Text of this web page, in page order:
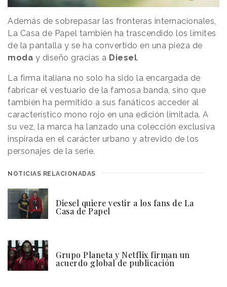
Además de sobrepasar las fronteras internacionales,
La Casa de Papel también ha trascendido los límites
de la pantalla y se ha convertido en una pieza de
moda y diseño gracias a Diesel.
La firma italiana no solo ha sido la encargada de
fabricar el vestuario de la famosa banda, sino que
también ha permitido a sus fanáticos acceder al
característico mono rojo en una edición limitada. A
su vez, la marca ha lanzado una colección exclusiva
inspirada en el carácter urbano y atrevido de los
personajes de la serie.
NOTICIAS RELACIONADAS
Diesel quiere vestir a los fans de La
Casa de Papel
Grupo Planeta y Netflix firman un
acuerdo global de publicación